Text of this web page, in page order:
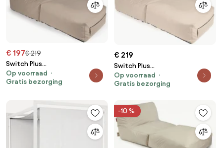
€ 197€ 219
Switch Plus
Loungebed Outdoor - Mud
Op voorraad
Gratis bezorging
€ 219
Switch Plus
Loungebed Outdoor - Beige
Op voorraad
Gratis bezorging
-10 %